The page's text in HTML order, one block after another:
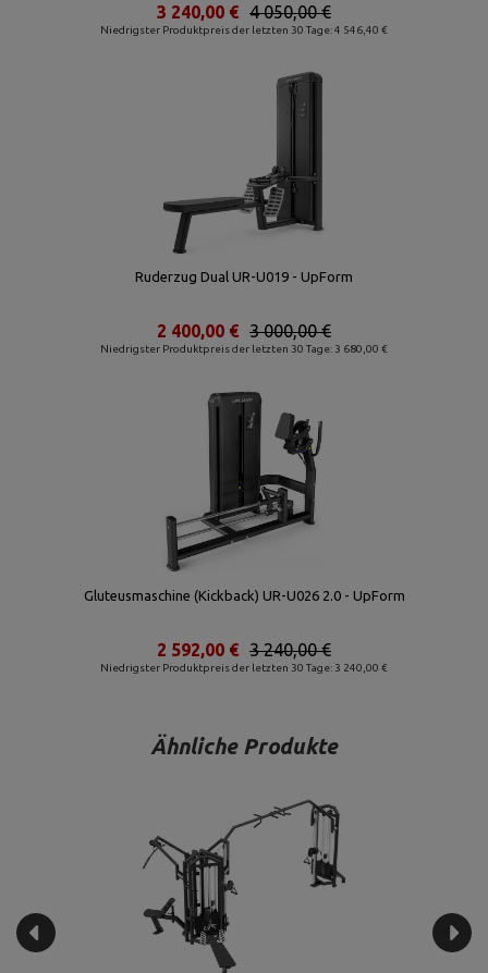
Niedrigster Produktpreis der letzten 30 Tage: 4 546,40 €
4 050,00 €
3 240,00 €
Ruderzug Dual UR-U019 - UpForm
Niedrigster Produktpreis der letzten 30 Tage: 3 680,00 €
3 000,00 €
2 400,00 €
Gluteusmaschine (Kickback) UR-U026 2.0 - UpForm
Niedrigster Produktpreis der letzten 30 Tage: 3 240,00 €
3 240,00 €
2 592,00 €
Ähnliche Produkte